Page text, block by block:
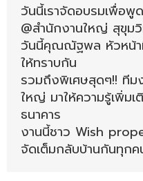
วันนี้เราจัดอบรมเพื่อพู
@สำนักงานใหญ่ สุขุม
วันนี้คุณณัฐพล หัวหน้า
ให้ทราบกัน
รวมถึงพิเศษสุดๆ!! ทีม
ใหญ่ มาให้ความรู้เพิ่ม
ธนาคาร
งานนี้ชาว Wish
จัดเต็มกลับบ้านกันทุกคน